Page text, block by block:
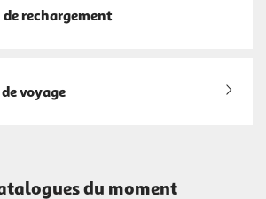
rechargement
voyage
du moment